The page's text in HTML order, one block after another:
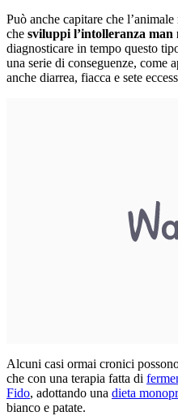
Può anche capitare che
che sviluppi l’intolleranza man
diagnosticare in tempo questo
una serie di conseguenze, come
anche diarrea, fiacca e sete
Alcuni casi ormai cronici
che con una terapia fatta di
Fido, adottando una dieta
bianco e patate.